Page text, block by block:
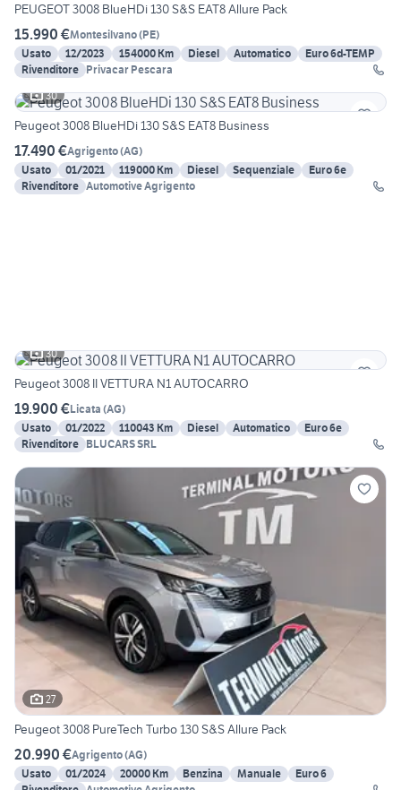
PEUGEOT 3008 BlueHDi 130 S&S EAT8 Allure Pack
15.990 €Montesilvano(PE)
Usato
12/2023 154000 Km Diesel Automatico
Euro 6d-TEMP
Rivenditore Privacar Pescara
30
Peugeot 3008 BlueHDi 130 S&S EAT8 Business
17.490 €Agrigento(AG)
Usato
01/2021 119000 Km Diesel Sequenziale
Euro 6e
Rivenditore Automotive Agrigento
30
Peugeot 3008 II VETTURA N1 AUTOCARRO
19.900 €Licata (AG)
Usato
01/2022 110043 Km Diesel Automatico
Euro 6e
Rivenditore BLUCARS SRL
27
Peugeot 3008 PureTech Turbo 130 S&S Allure Pack
20.990 €Agrigento(AG)
Usato
01/2024 20000 Km Benzina Manuale
Euro 6